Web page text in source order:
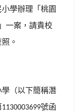
學辦理「桃園
一案，請貴校
。
（以下簡稱潛
1130003699號函